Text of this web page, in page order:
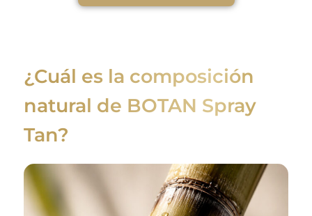
¿Cuál es la composición
natural de BOTAN Spray
Tan?